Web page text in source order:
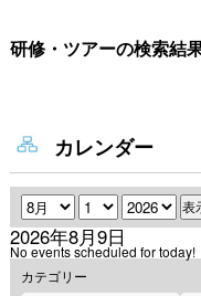
研修・ツアーに参加
研修・ツアーの検索結
カレンダー
月 日 年
2026年8月9日
No events scheduled for today!
カテゴリー